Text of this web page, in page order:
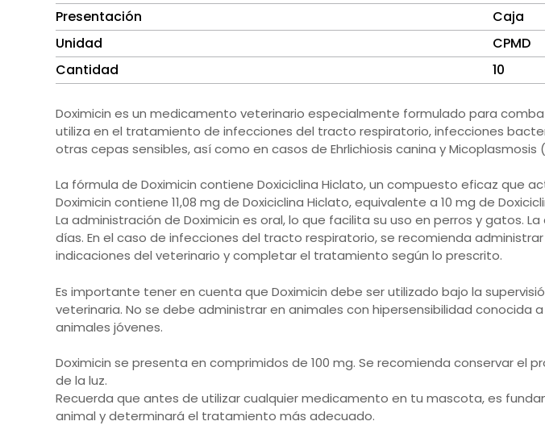
Presentación
Caja
Unidad
CPMD
Cantidad
10
Doximicin es un medicamento veterinario especialmente formulado para
utiliza en el tratamiento de infecciones del tracto respiratorio, infecciones
otras cepas sensibles, así como en casos de Ehrlichiosis canina y
La fórmula de Doximicin contiene Doxiciclina Hiclato, un compuesto eficaz que
Doximicin contiene 11,08 mg de Doxiciclina Hiclato, equivalente a 10 mg de
La administración de Doximicin es oral, lo que facilita su uso en perros y gatos.
días. En el caso de infecciones del tracto respiratorio, se recomienda
indicaciones del veterinario y completar el tratamiento según lo prescrito.
Es importante tener en cuenta que Doximicin debe ser utilizado bajo la
veterinaria. No se debe administrar en animales con hipersensibilidad
animales jóvenes.
Doximicin se presenta en comprimidos de 100 mg. Se recomienda conservar
de la luz.
Recuerda que antes de utilizar cualquier medicamento en tu mascota, es
animal y determinará el tratamiento más adecuado.